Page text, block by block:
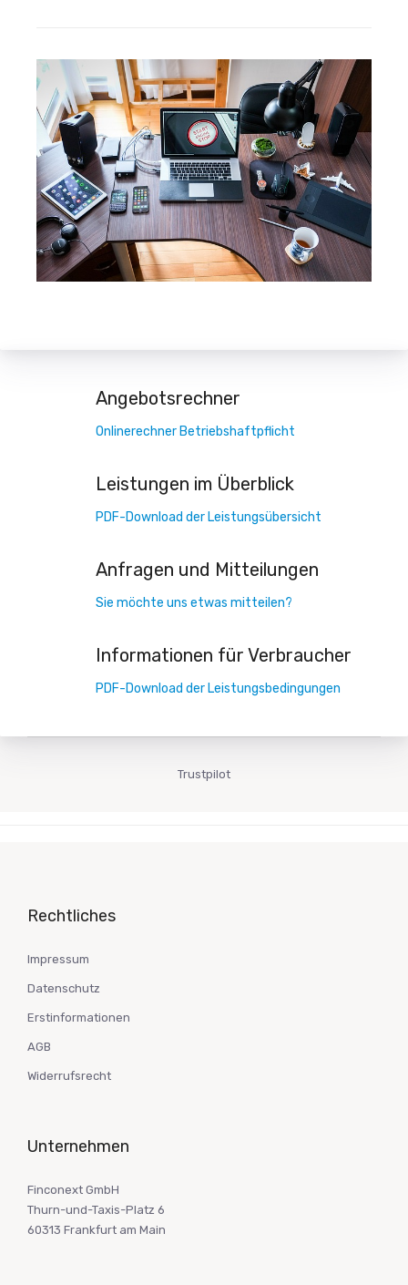
Angebotsrechner
Onlinerechner Betriebshaftpflicht
Leistungen im Überblick
PDF-Download der Leistungsübersicht
Anfragen und Mitteilungen
Sie möchte uns etwas mitteilen?
Informationen für Verbraucher
PDF-Download der Leistungsbedingungen
Trustpilot
Rechtliches
Impressum
Datenschutz
Erstinformationen
AGB
Widerrufsrecht
Unternehmen
Finconext GmbH
Thurn-und-Taxis-Platz 6
60313 Frankfurt am Main